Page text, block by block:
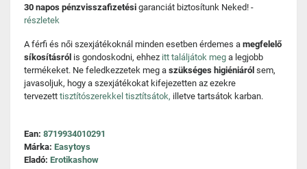
30 napos pénzvisszafizetési garanciát biztosítunk Neked! -
részletek
A férfi és női szexjátékoknál minden esetben érdemes a megfelelő
síkosításról is gondoskodni, ehhez itt találjátok meg a legjobb
termékeket. Ne feledkezzetek meg a szükséges higiéniáról sem,
javasoljuk, hogy a szexjátékokat kifejezetten az ezekre
tervezett tisztítószerekkel tisztítsátok, illetve tartsátok karban.
Ean: 8719934010291
Márka: Easytoys
Eladó: Erotikashow